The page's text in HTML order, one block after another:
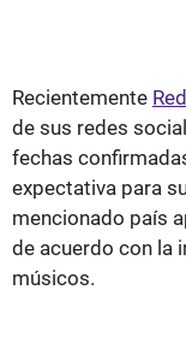
Recientemente
de sus redes
fechas
expectativa para
mencionado país
de acuerdo con la
músicos.